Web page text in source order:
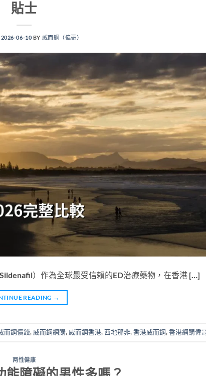
貼士
2026-06-10 BY 威而鋼（偉哥）
）作為全球最受信賴的ED治療藥物，在香港 […]
READING →
而鋼價錢, 威而鋼網購, 威而鋼香港,西地那非,香港威而鋼,香港網購偉
两性健康